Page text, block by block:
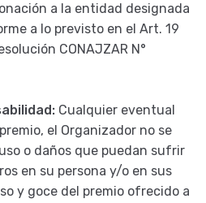
a la entidad designada
a lo previsto en el Art. 19
CONAJZAR N°
Cualquier eventual
el Organizador no se
o daños que puedan sufrir
en su persona y/o en sus
y goce del premio ofrecido a